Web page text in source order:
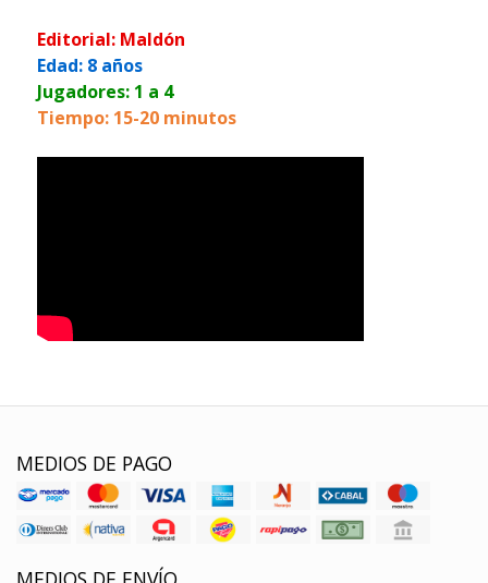
Editorial: Maldón
Edad: 8 años
Jugadores: 1 a 4
Tiempo: 15-20 minutos
MEDIOS DE PAGO